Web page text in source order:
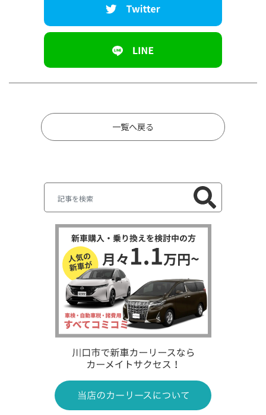
一覧へ戻る